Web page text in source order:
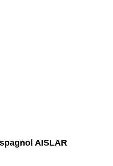
AISLAR